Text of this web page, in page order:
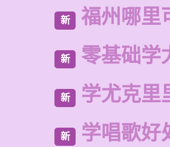
新 福州哪里
新 零基础学
新 学尤克里
新 学唱歌好